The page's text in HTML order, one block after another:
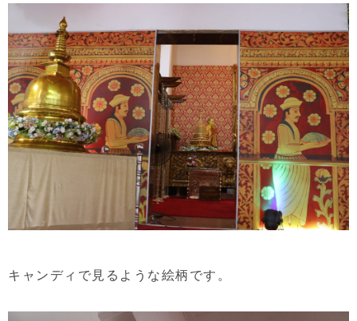
キャンディで見るような絵柄です。